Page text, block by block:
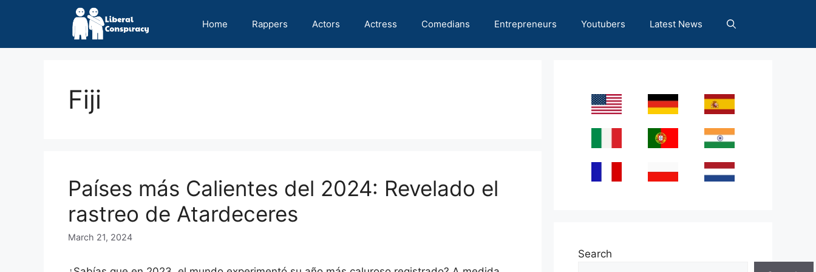
Home Rappers Actors Actress Comedians Entrepreneurs Youtubers Latest News
Fiji
Países más Calientes del 2024: Revelado el
rastreo de Atardeceres
March 21, 2024
Search